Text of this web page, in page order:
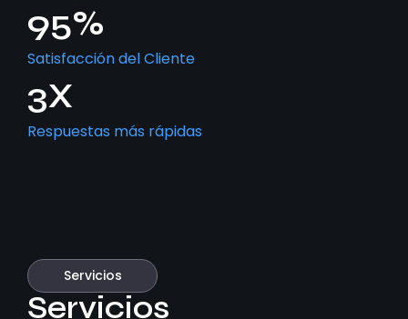
Satisfacción del Cliente
95%
Respuestas más rápidas
3X
Servicios
Servicios